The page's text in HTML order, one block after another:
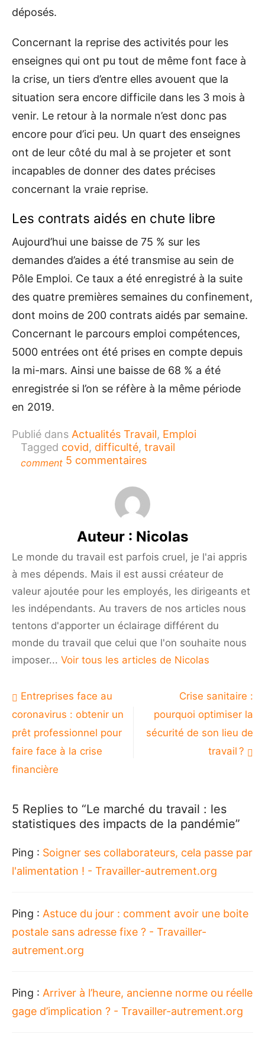
déposés.
Concernant la reprise des activités pour les
enseignes qui ont pu tout de même font face à
la crise, un tiers d’entre elles avouent que la
situation sera encore difficile dans les 3 mois à
venir. Le retour à la normale n’est donc pas
encore pour d’ici peu. Un quart des enseignes
ont de leur côté du mal à se projeter et sont
incapables de donner des dates précises
concernant la vraie reprise.
Les contrats aidés en chute libre
Aujourd’hui une baisse de 75 % sur les
demandes d’aides a été transmise au sein de
Pôle Emploi. Ce taux a été enregistré à la suite
des quatre premières semaines du confinement,
dont moins de 200 contrats aidés par semaine.
Concernant le parcours emploi compétences,
5000 entrées ont été prises en compte depuis
la mi-mars. Ainsi une baisse de 68 % a été
enregistrée si l’on se réfère à la même période
en 2019.
Publié dans Actualités Travail, Emploi
Tagged covid, difficulté, travail
comment 5 commentairessur
du
travail :
statistiques
des
impacts
de
la
pandémie
Auteur : Nicolas
Le monde du travail est parfois cruel, je l'ai appris
à mes dépends. Mais il est aussi créateur de
valeur ajoutée pour les employés, les dirigeants et
les indépendants. Au travers de nos articles nous
tentons d'apporter un éclairage différent du
monde du travail que celui que l'on souhaite nous
imposer... Voir tous les articles de Nicolas
Navigation
de
l’article
Entreprises face au
coronavirus : obtenir un
prêt professionnel pour
faire face à la crise
financière
Crise sanitaire :
pourquoi optimiser la
sécurité de son lieu de
travail ?
5 Replies to “Le marché du travail : les
statistiques des impacts de la pandémie”
Ping : Soigner ses collaborateurs, cela passe par
l'alimentation ! - Travailler-autrement.org
Ping : Astuce du jour : comment avoir une boite
postale sans adresse fixe ? - Travailler-
autrement.org
Ping : Arriver à l’heure, ancienne norme ou réelle
gage d’implication ? - Travailler-autrement.org